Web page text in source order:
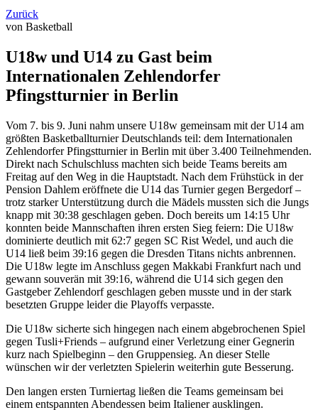
Zurück
von Basketball
U18w und U14 zu Gast beim
Internationalen Zehlendorfer
Pfingstturnier in Berlin
Vom 7. bis 9. Juni nahm unsere U18w gemeinsam mit der U14 am
größten Basketballturnier Deutschlands teil: dem Internationalen
Zehlendorfer Pfingstturnier in Berlin mit über 3.400 Teilnehmenden.
Direkt nach Schulschluss machten sich beide Teams bereits am
Freitag auf den Weg in die Hauptstadt. Nach dem Frühstück in der
Pension Dahlem eröffnete die U14 das Turnier gegen Bergedorf –
trotz starker Unterstützung durch die Mädels mussten sich die Jungs
knapp mit 30:38 geschlagen geben. Doch bereits um 14:15 Uhr
konnten beide Mannschaften ihren ersten Sieg feiern: Die U18w
dominierte deutlich mit 62:7 gegen SC Rist Wedel, und auch die
U14 ließ beim 39:16 gegen die Dresden Titans nichts anbrennen.
Die U18w legte im Anschluss gegen Makkabi Frankfurt nach und
gewann souverän mit 39:16, während die U14 sich gegen den
Gastgeber Zehlendorf geschlagen geben musste und in der stark
besetzten Gruppe leider die Playoffs verpasste.
Die U18w sicherte sich hingegen nach einem abgebrochenen Spiel
gegen Tusli+Friends – aufgrund einer Verletzung einer Gegnerin
kurz nach Spielbeginn – den Gruppensieg. An dieser Stelle
wünschen wir der verletzten Spielerin weiterhin gute Besserung.
Den langen ersten Turniertag ließen die Teams gemeinsam bei
einem entspannten Abendessen beim Italiener ausklingen.